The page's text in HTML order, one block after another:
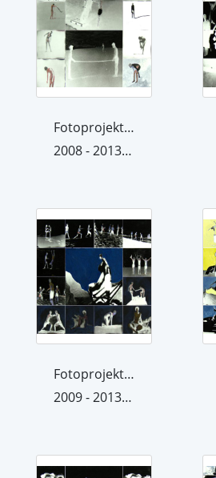
Fotoprojektion 4
2008 - 2013 (übermalt 2013)
Fotoprojektion 6
2009 - 2013 (übermalt 2013)